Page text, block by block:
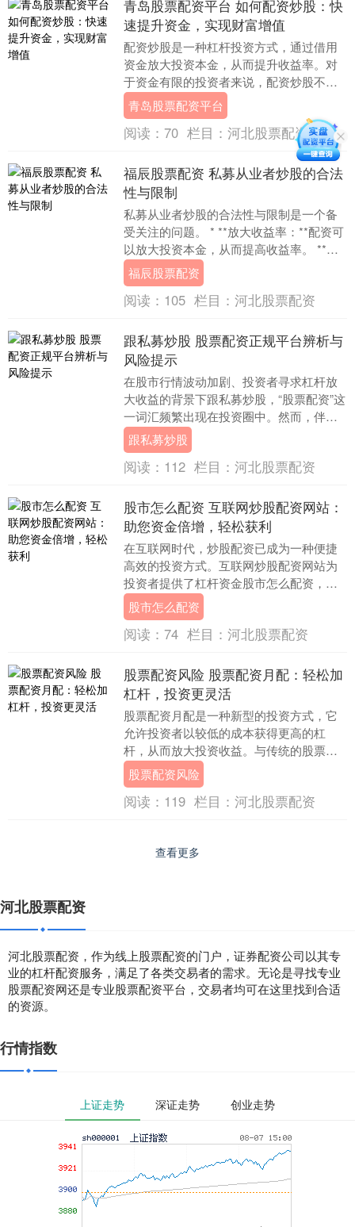
青岛股票配资平台 如何配资炒股：快
速提升资金，实现财富增值
配资炒股是一种杠杆投资方式，通过借用
资金放大投资本金，从而提升收益率。对
于资金有限的投资者来说，配资炒股不失
为一种快速提升资金、实现财富增值的手
段。 当前，市场....
青岛股票配资平台
阅读： 70 栏目： 河北股票配资
福辰股票配资 私募从业者炒股的合法
性与限制
私募从业者炒股的合法性与限制是一个备
受关注的问题。 * **放大收益率：**配资可
以放大投资本金，从而提高收益率。 **合
法性** 根据《证券法》和《私募投资基....
福辰股票配资
阅读： 105 栏目： 河北股票配资
跟私募炒股 股票配资正规平台辨析与
风险提示
在股市行情波动加剧、投资者寻求杠杆放
大收益的背景下跟私募炒股，“股票配资”这
一词汇频繁出现在投资圈中。然而，伴随
其高收益诱惑的，是错综复杂的平台乱象
与不容忽视的....
跟私募炒股
阅读： 112 栏目： 河北股票配资
股市怎么配资 互联网炒股配资网站：
助您资金倍增，轻松获利
在互联网时代，炒股配资已成为一种便捷
高效的投资方式。互联网炒股配资网站为
投资者提供了杠杆资金股市怎么配资，帮
助他们放大收益，轻松获利。 配资炒股的
原理很简单：投....
股市怎么配资
阅读： 74 栏目： 河北股票配资
股票配资风险 股票配资月配：轻松加
杠杆，投资更灵活
股票配资月配是一种新型的投资方式，它
允许投资者以较低的成本获得更高的杠
杆，从而放大投资收益。与传统的股票配
资不同，月配的期限更短，通常为一个
月，灵活性更高。 *....
股票配资风险
阅读： 119 栏目： 河北股票配资
查看更多
河北股票配资
河北股票配资，作为线上股票配资的门户，证券配资公司以其专
业的杠杆配资服务，满足了各类交易者的需求。无论是寻找专业
股票配资网还是专业股票配资平台，交易者均可在这里找到合适
的资源。
行情指数
上证走势 深证走势 创业走势